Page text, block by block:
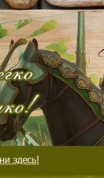
здесь!